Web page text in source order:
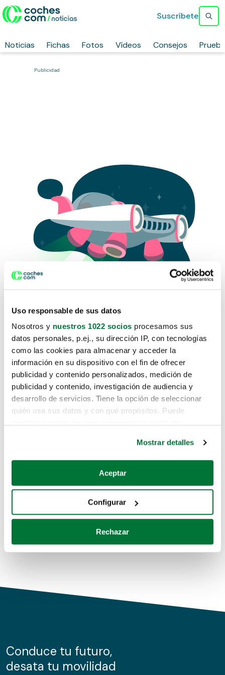
Uso responsable de sus datos
Nosotros y nuestros 1022 socios procesamos sus
datos personales, p.ej., su dirección IP, con tecnologías
como las cookies para almacenar y acceder la
información en su dispositivo con el fin de ofrecer
publicidad y contenido personalizados, medición de
publicidad y contenido, investigación de audiencia y
desarrollo de servicios. Tiene la opción de seleccionar
quién usa sus datos y con qué propósitos. Puede
Si lo permite, también quisiéramos:
Recopilar información sobre su ubicación geográfica
Identificar su dispositivo analizándolo activamente
para buscar características específicas (huellas
Obtenga más información sobre cómo se procesan sus
de cookies.
información sobre el uso que haga del sitio web con
nuestros partners de redes sociales, publicidad y análisis
Mostrar detalles
Aceptar
Configurar
Rechazar
Noticias Fichas Fotos Vídeos Consejos
Suscríbete
Publicidad
Lo sentimos, no sabemos como
te hemos traido hasta aquí.
Pero puedes encontrar el coche que estás
buscando en alguno de estos enlaces:
Coches de segunda mano
Coches de km0
Conduce tu futuro,
desata tu movilidad